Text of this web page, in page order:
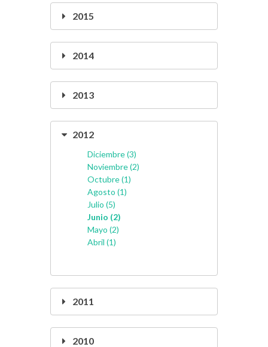
2015
2014
2013
2012
Diciembre (3)
Noviembre (2)
Octubre (1)
Agosto (1)
Julio (5)
Junio (2)
Mayo (2)
Abril (1)
2011
2010